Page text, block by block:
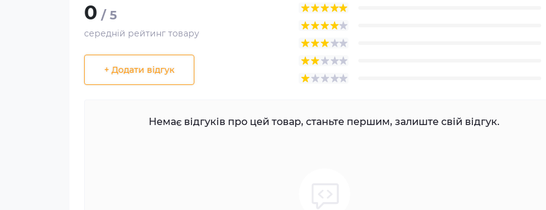
0 / 5
середній рейтинг товару
+ Додати відгук
Немає відгуків про цей товар, станьте першим, залиште свій відгук.